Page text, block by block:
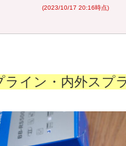
(2023/10/17 20:16時点)
ライン・内外スプ